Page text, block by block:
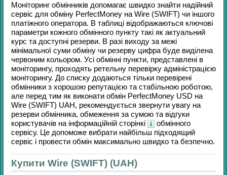
Моніторинг обмінників допомагає швидко знайти надійний
сервіс для обміну PerfectMoney на Wire (SWIFT) чи іншого
платіжного оператора. В таблиці відображаються ключові
параметри кожного обмінного пункту такі як актуальний
курс та доступні резерви. В разі виходу за межі
мінімальної суми обміну чи резерву цифра буде виділена
червоним кольором. Усі обмінні пункти, представлені в
моніторингу, проходять ретельну перевірку адміністрацією
моніторингу. До списку додаються тільки перевірені
обмінники з хорошою репутацією та стабільною роботою,
але перед тим як виконати обмін PerfectMoney USD на
Wire (SWIFT) UAH, рекомендується звернути увагу на
резерви обмінника, обмеження за сумою та відгуки
користувачів на інформаційній сторінкі
обмінного
сервісу. Це допоможе вибрати найбільш підходящий
сервіс і провести обмін максимально швидко та безпечно.
Купити Wire (SWIFT) (UAH)